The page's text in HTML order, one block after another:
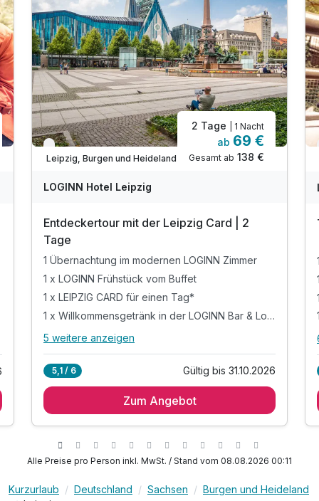
Nur noch bis Oktober
Leipzig, Burgen und Heideland
2 Tage | 1 Nacht
ab 69 €
Gesamt ab 138 €
LOGINN Hotel Leipzig
Entdeckertour mit der Leipzig Card | 2
Tage
1 Übernachtung im modernen LOGINN Zimmer
1 x LOGINN Frühstück vom Buffet
1 x LEIPZIG CARD für einen Tag*
1 x Willkommensgetränk in der LOGINN Bar & Lounge
Alle Inklusivleistungen
1 x LOGINN Frühstück vom Buffet
Lounge
inkl. Nutzung Highspeed Internet / WLAN
5 weitere anzeigen
5,1 / 6 Gültig bis 31.10.2026
Zum Angebot
Alle Preise pro Person inkl. MwSt. / Stand vom 08.08.2026 00:11
Kurzurlaub Deutschland Sachsen
Burgen und Heideland